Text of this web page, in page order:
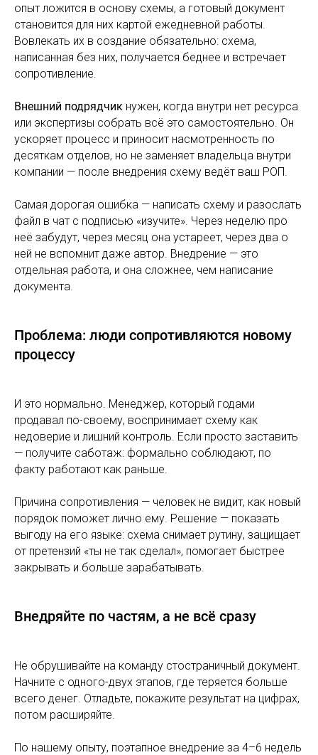
опыт ложится в основу схемы, а готовый документ
становится для них картой ежедневной работы.
Вовлекать их в создание обязательно: схема,
написанная без них, получается беднее и встречает
сопротивление.
Внешний подрядчик нужен, когда внутри нет ресурса
или экспертизы собрать всё это самостоятельно. Он
ускоряет процесс и приносит насмотренность по
десяткам отделов, но не заменяет владельца внутри
компании — после внедрения схему ведёт ваш РОП.
Самая дорогая ошибка — написать схему и разослать
файл в чат с подписью «изучите». Через неделю про
неё забудут, через месяц она устареет, через два о
ней не вспомнит даже автор. Внедрение — это
отдельная работа, и она сложнее, чем написание
документа.
Проблема: люди сопротивляются новому
процессу
И это нормально. Менеджер, который годами
продавал по-своему, воспринимает схему как
недоверие и лишний контроль. Если просто заставить
— получите саботаж: формально соблюдают, по
факту работают как раньше.
Причина сопротивления — человек не видит, как новый
порядок поможет лично ему. Решение — показать
выгоду на его языке: схема снимает рутину, защищает
от претензий «ты не так сделал», помогает быстрее
закрывать и больше зарабатывать.
Внедряйте по частям, а не всё сразу
Не обрушивайте на команду стостраничный документ.
Начните с одного-двух этапов, где теряется больше
всего денег. Отладьте, покажите результат на цифрах,
потом расширяйте.
По нашему опыту, поэтапное внедрение за 4–6 недель